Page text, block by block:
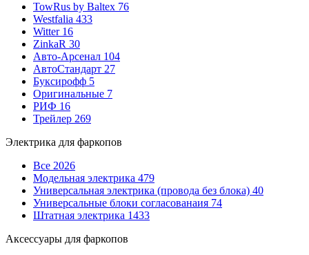
TowRus by Baltex 76
Westfalia 433
Witter 16
ZinkaR 30
Авто-Арсенал 104
АвтоСтандарт 27
Буксирофф 5
Оригинальные 7
РИФ 16
Трейлер 269
Электрика для фаркопов
Все 2026
Модельная электрика 479
Универсальная электрика (провода без блока) 40
Универсальные блоки согласованаия 74
Штатная электрика 1433
Аксессуары для фаркопов